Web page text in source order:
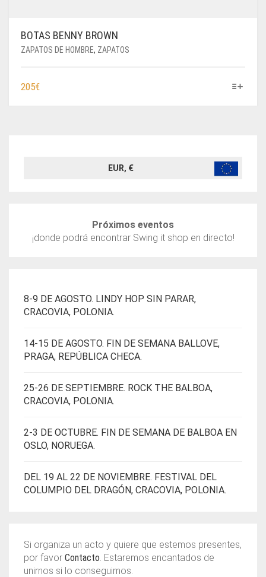
BOTAS BENNY BROWN
ZAPATOS DE HOMBRE, ZAPATOS
205€ESTE
PÁGINA
EUR, €
Próximos eventos
¡donde podrá encontrar Swing it shop en directo!
8-9 DE AGOSTO. LINDY HOP SIN PARAR,
CRACOVIA, POLONIA.
14-15 DE AGOSTO. FIN DE SEMANA BALLOVE,
PRAGA, REPÚBLICA CHECA.
25-26 DE SEPTIEMBRE. ROCK THE BALBOA,
CRACOVIA, POLONIA.
2-3 DE OCTUBRE. FIN DE SEMANA DE BALBOA EN
OSLO, NORUEGA.
DEL 19 AL 22 DE NOVIEMBRE. FESTIVAL DEL
COLUMPIO DEL DRAGÓN, CRACOVIA, POLONIA.
Si organiza un acto y quiere que estemos presentes,
por favor Contacto . Estaremos encantados de
unirnos si lo conseguimos.